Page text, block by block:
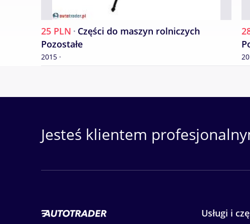
25 PLN · Części do maszyn rolniczych
Pozostałe
2015 ·
Jesteś klientem
Usługi i